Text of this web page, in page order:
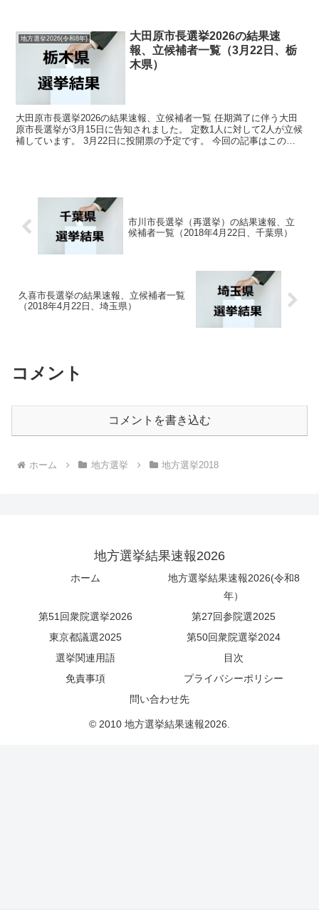
地方選挙2026(令和8年)
大田原市長選挙2026の結果速
報、立候補者一覧（3月22日、栃
木県）
大田原市長選挙2026の結果速報、立候補者一覧 任期満了に伴う大田
原市長選挙が3月15日に告知されました。 定数1人に対して2人が立候
補しています。 3月22日に投開票の予定です。 今回の記事はこの大
市川市長選挙（再選挙）の結果速報、立
候補者一覧（2018年4月22日、千葉県）
久喜市長選挙の結果速報、立候補者一覧
（2018年4月22日、埼玉県）
コメント
コメントを書き込む
ホーム 地方選挙 地方選挙2018
地方選挙結果速報2026
ホーム
地方選挙結果速報2026(令和8
年）
第51回衆院選挙2026
第27回参院選2025
東京都議選2025
第50回衆院選挙2024
選挙関連用語
目次
免責事項
プライバシーポリシー
問い合わせ先
© 2010 地方選挙結果速報2026.